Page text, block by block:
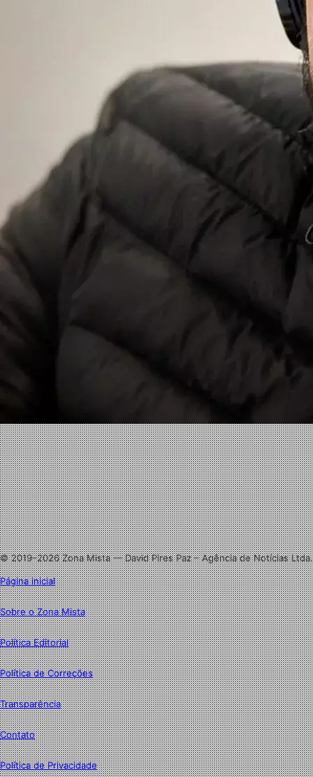
Facebook
X
Linkedin
Instagram
© 2019–2026 Zona Mista — David Pires Paz – Agência de Notícias Ltda.
Página inicial
Sobre o Zona Mista
Política Editorial
Política de Correções
Transparência
Contato
Política de Privacidade